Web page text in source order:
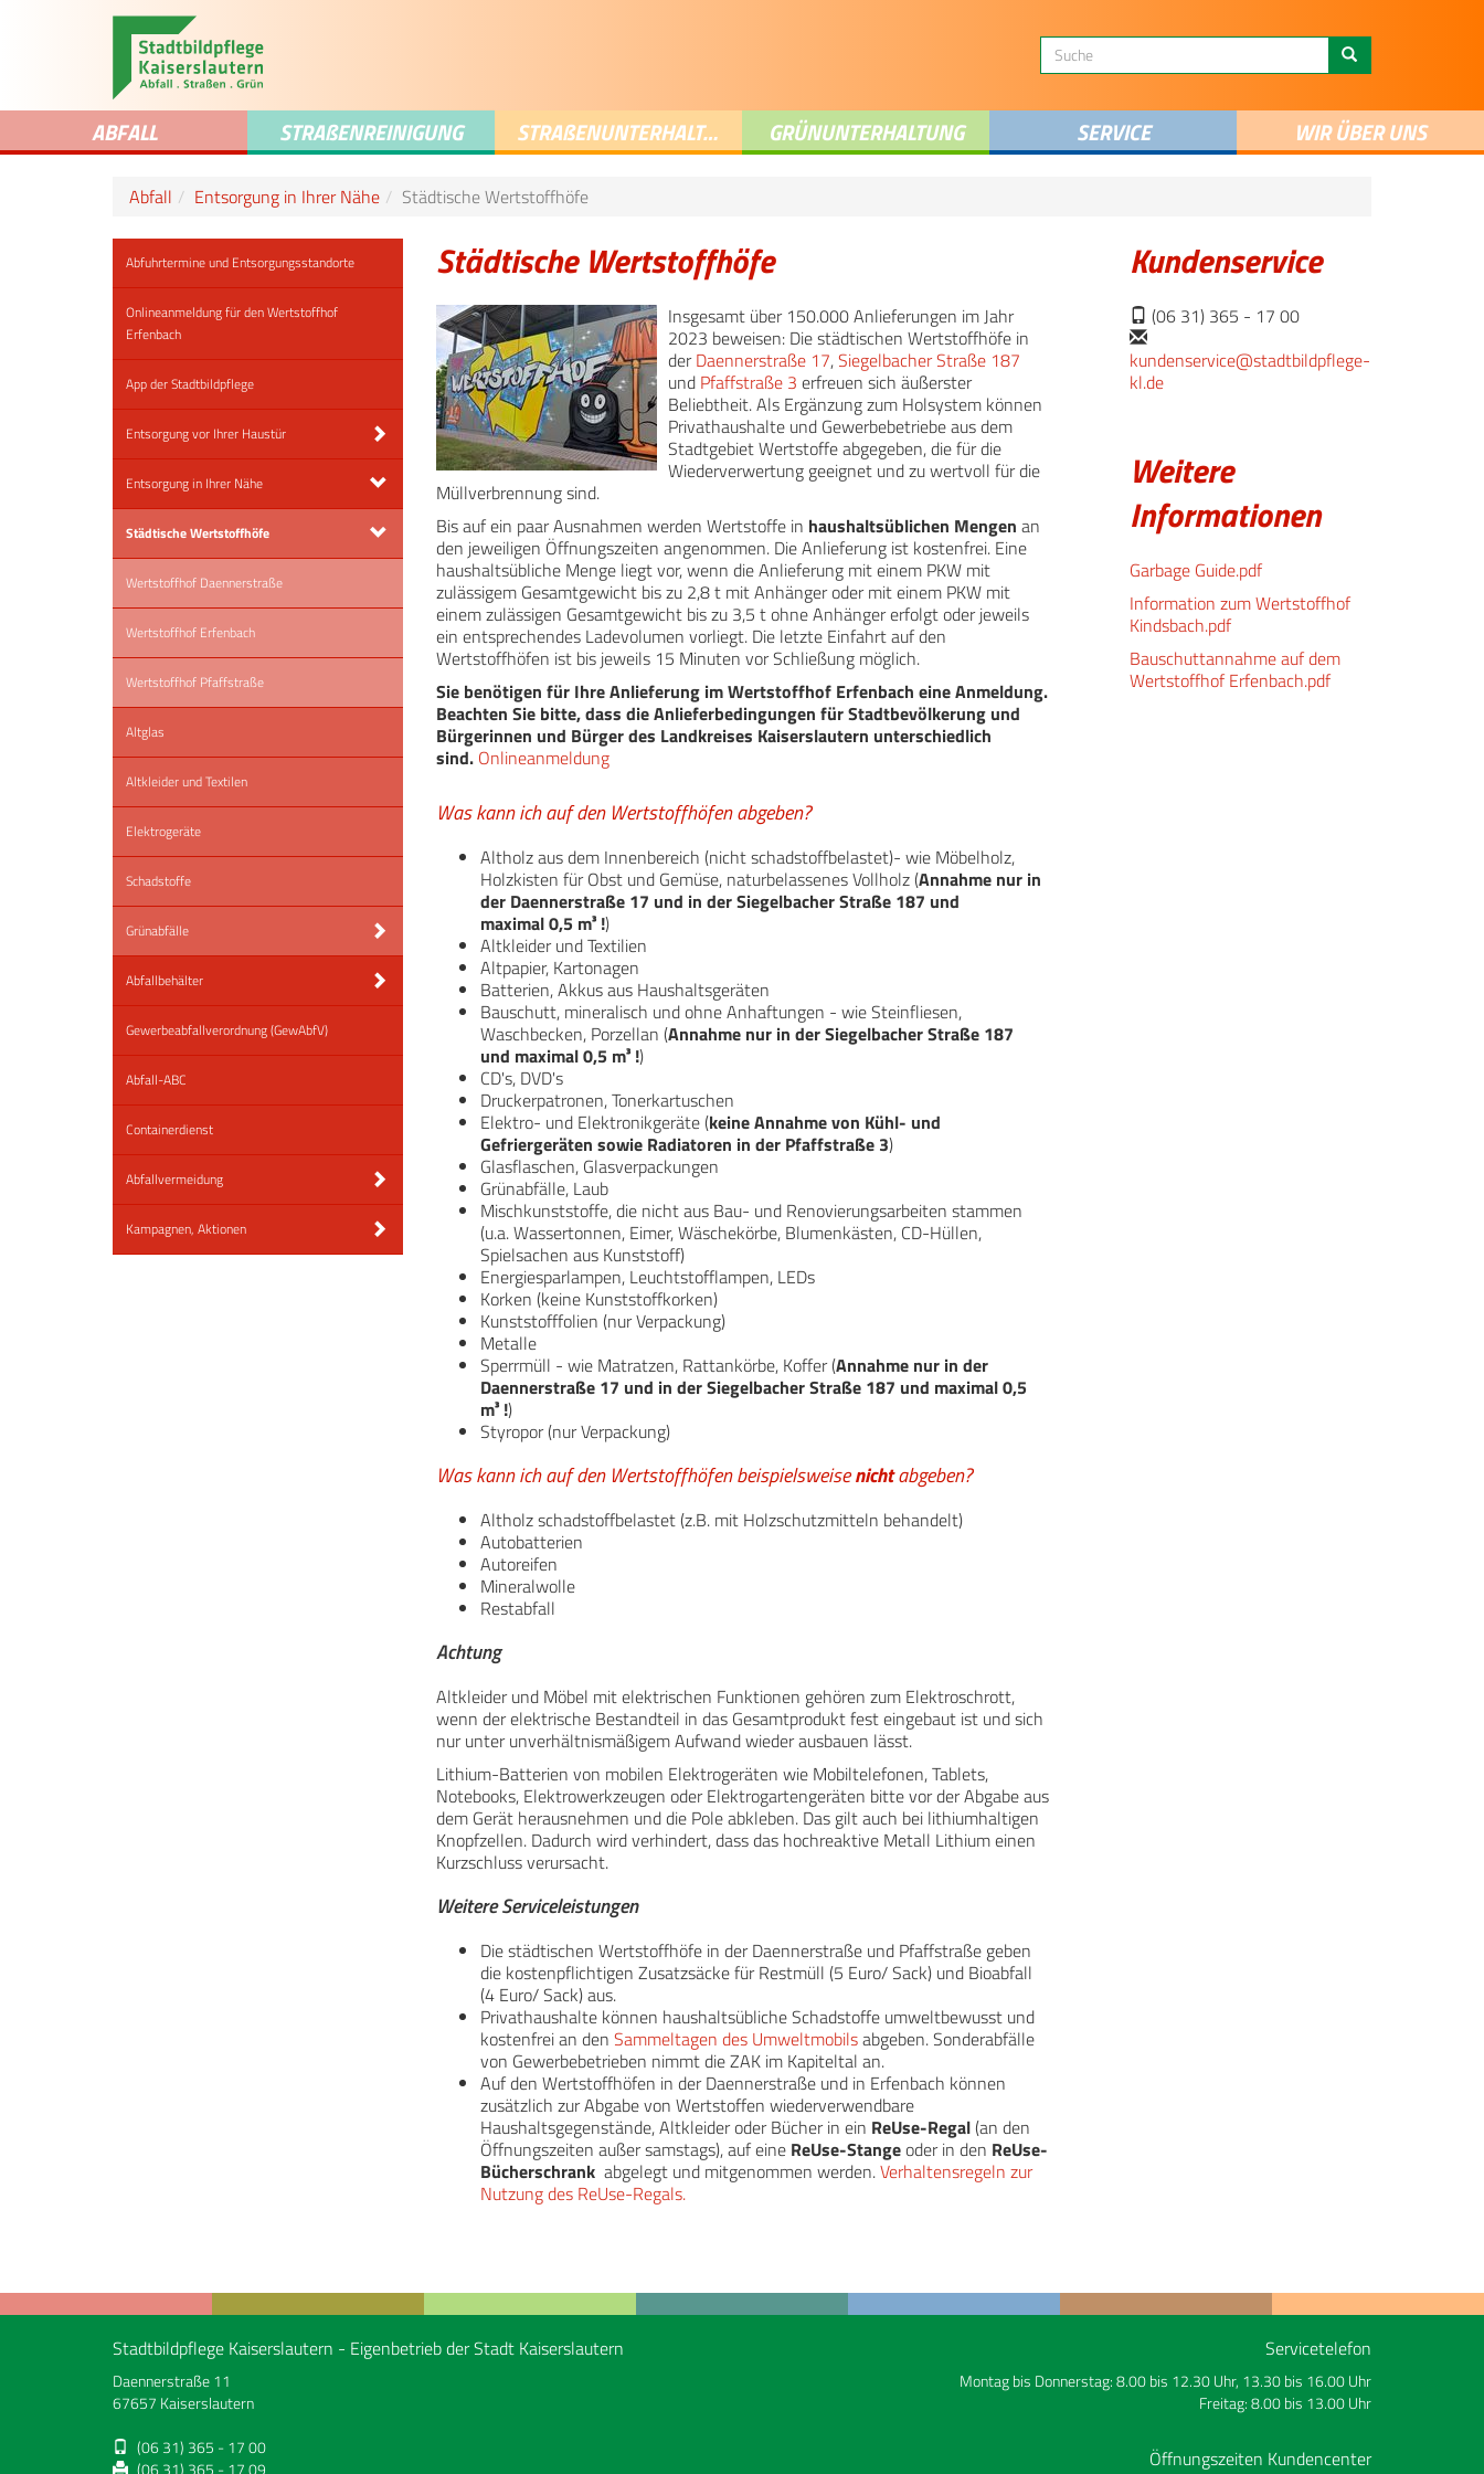
ABFALL STRAßENREINIGUNG STRAßENUNTERHALTUNG GRÜNUNTERHALTUNG SERVICE WIR ÜBER UNS
Abfall Entsorgung in Ihrer Nähe Städtische Wertstoffhöfe
Abfuhrtermine und Entsorgungsstandorte
Onlineanmeldung für den Wertstoffhof
Erfenbach
App der Stadtbildpflege
Entsorgung vor Ihrer Haustür
Entsorgung in Ihrer Nähe
Städtische Wertstoffhöfe
Wertstoffhof Daennerstraße
Wertstoffhof Erfenbach
Wertstoffhof Pfaffstraße
Altglas
Altkleider und Textilen
Elektrogeräte
Schadstoffe
Grünabfälle
Abfallbehälter
Gewerbeabfallverordnung (GewAbfV)
Abfall-ABC
Containerdienst
Abfallvermeidung
Kampagnen, Aktionen
Städtische Wertstoffhöfe
Insgesamt über 150.000 Anlieferungen im Jahr
2023 beweisen: Die städtischen Wertstoffhöfe in
derDaennerstraße 17,Siegelbacher Straße 187
und Pfaffstraße 3 erfreuen sich äußerster
Beliebtheit. Als Ergänzung zum Holsystem können
Privathaushalte und Gewerbebetriebe aus dem
Stadtgebiet Wertstoffe abgegeben, die für die
Wiederverwertung geeignet und zu wertvoll für die
Müllverbrennung sind.
Bis auf ein paar Ausnahmen werden Wertstoffe in haushaltsüblichen Mengen an
den jeweiligen Öffnungszeiten angenommen. Die Anlieferung ist kostenfrei. Eine
haushaltsübliche Menge liegt vor, wenn die Anlieferung mit einem PKW mit
zulässigem Gesamtgewicht bis zu 2,8 t mit Anhänger oder mit einem PKW mit
einem zulässigen Gesamtgewicht bis zu 3,5 t ohne Anhänger erfolgt oder jeweils
ein entsprechendes Ladevolumen vorliegt. Die letzte Einfahrt auf den
Wertstoffhöfen ist bis jeweils 15 Minuten vor Schließung möglich.
Sie benötigen für Ihre Anlieferung im Wertstoffhof Erfenbach eine Anmeldung.
Beachten Sie bitte, dass die Anlieferbedingungen für Stadtbevölkerung und
Bürgerinnen und Bürger des Landkreises Kaiserslautern unterschiedlich
sind. Onlineanmeldung
Was kann ich auf den Wertstoffhöfen abgeben?
Altholz aus dem Innenbereich (nicht schadstoffbelastet)- wie Möbelholz,
Holzkisten für Obst und Gemüse, naturbelassenes Vollholz (Annahme nur in
der Daennerstraße 17 und in der Siegelbacher Straße 187 und
maximal0,5 m³ !)
Altkleider und Textilien
Altpapier, Kartonagen
Batterien, Akkus aus Haushaltsgeräten
Bauschutt, mineralisch und ohne Anhaftungen - wie Steinfliesen,
Waschbecken, Porzellan (Annahme nur in der Siegelbacher Straße 187
und maximal0,5 m³ !)
CD's, DVD's
Druckerpatronen, Tonerkartuschen
Elektro- und Elektronikgeräte (keineAnnahme von Kühl- und
Gefriergeräten sowie Radiatoren in der Pfaffstraße 3)
Glasflaschen, Glasverpackungen
Grünabfälle, Laub
Mischkunststoffe, die nicht aus Bau- und Renovierungsarbeiten stammen
(u.a. Wassertonnen, Eimer, Wäschekörbe, Blumenkästen, CD-Hüllen,
Spielsachen aus Kunststoff)
Energiesparlampen, Leuchtstofflampen, LEDs
Korken (keine Kunststoffkorken)
Kunststofffolien (nur Verpackung)
Metalle
Sperrmüll - wie Matratzen, Rattankörbe, Koffer (Annahme nur in der
Daennerstraße 17 und in der Siegelbacher Straße 187 und maximal0,5
m³ !)
Styropor (nur Verpackung)
Was kann ich auf den Wertstoffhöfen beispielsweisenichtabgeben?
Altholz schadstoffbelastet (z.B. mit Holzschutzmitteln behandelt)
Autobatterien
Autoreifen
Mineralwolle
Restabfall
Achtung
Altkleider und Möbel mit elektrischen Funktionen gehören zum Elektroschrott,
wenn der elektrische Bestandteil in das Gesamtprodukt fest eingebaut ist und sich
nur unter unverhältnismäßigem Aufwand wieder ausbauen lässt.
Lithium-Batterien von mobilen Elektrogeräten wie Mobiltelefonen, Tablets,
Notebooks, Elektrowerkzeugen oder Elektrogartengeräten bitte vor der Abgabe aus
dem Gerät herausnehmen und die Pole abkleben. Das gilt auch bei lithiumhaltigen
Knopfzellen. Dadurch wird verhindert, dass das hochreaktive Metall Lithium einen
Kurzschluss verursacht.
Weitere Serviceleistungen
Die städtischen Wertstoffhöfe in der Daennerstraße und Pfaffstraße geben
die kostenpflichtigen Zusatzsäcke für Restmüll (5 Euro/ Sack) und Bioabfall
(4 Euro/ Sack) aus.
Privathaushalte können haushaltsübliche Schadstoffe umweltbewusst und
kostenfrei an den Sammeltagen des Umweltmobilsabgeben. Sonderabfälle
von Gewerbebetrieben nimmt die ZAK im Kapiteltal an.
Auf den Wertstoffhöfen in der Daennerstraße und in Erfenbach können
zusätzlich zur Abgabe von Wertstoffen wiederverwendbare
Haushaltsgegenstände, Altkleider oder Bücher in ein ReUse-Regal(an den
Öffnungszeiten außer samstags), auf eine ReUse-Stangeoder in den ReUse-
Bücherschrank abgelegt und mitgenommen werden.Verhaltensregeln zur
Nutzung des ReUse-Regals.
Kundenservice
(06 31) 365 - 17 00
kundenservice@stadtbildpflege-
kl.de
Weitere
Informationen
Garbage Guide.pdf
Information zum Wertstoffhof
Kindsbach.pdf
Bauschuttannahme auf dem
Wertstoffhof Erfenbach.pdf
Stadtbildpflege Kaiserslautern - Eigenbetrieb der Stadt Kaiserslautern
Daennerstraße 11
67657 Kaiserslautern
(06 31) 365 - 17 00
(06 31) 365 - 17 09
Servicetelefon
Montag bis Donnerstag: 8.00 bis 12.30 Uhr, 13.30 bis 16.00 Uhr
Freitag: 8.00 bis 13.00 Uhr
Öffnungszeiten Kundencenter